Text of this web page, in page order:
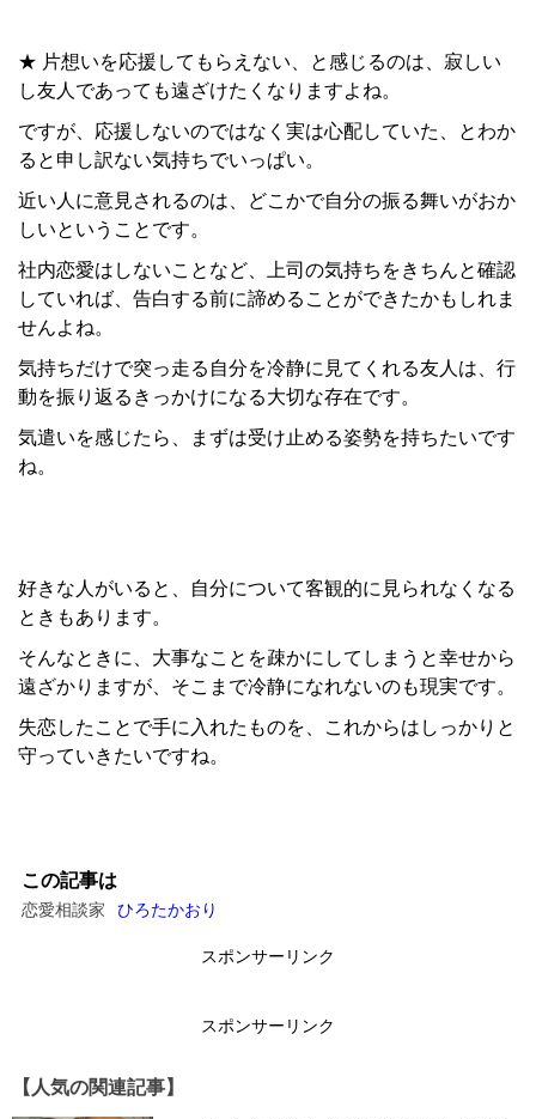
★ 片想いを応援してもらえない、と感じるのは、寂しい
し友人であっても遠ざけたくなりますよね。
ですが、応援しないのではなく実は心配していた、とわか
ると申し訳ない気持ちでいっぱい。
近い人に意見されるのは、どこかで自分の振る舞いがおか
しいということです。
社内恋愛はしないことなど、上司の気持ちをきちんと確認
していれば、告白する前に諦めることができたかもしれま
せんよね。
気持ちだけで突っ走る自分を冷静に見てくれる友人は、行
動を振り返るきっかけになる大切な存在です。
気遣いを感じたら、まずは受け止める姿勢を持ちたいです
ね。
好きな人がいると、自分について客観的に見られなくなる
ときもあります。
そんなときに、大事なことを疎かにしてしまうと幸せから
遠ざかりますが、そこまで冷静になれないのも現実です。
失恋したことで手に入れたものを、これからはしっかりと
守っていきたいですね。
この記事は
恋愛相談家 ひろたかおり
スポンサーリンク
スポンサーリンク
【人気の関連記事】